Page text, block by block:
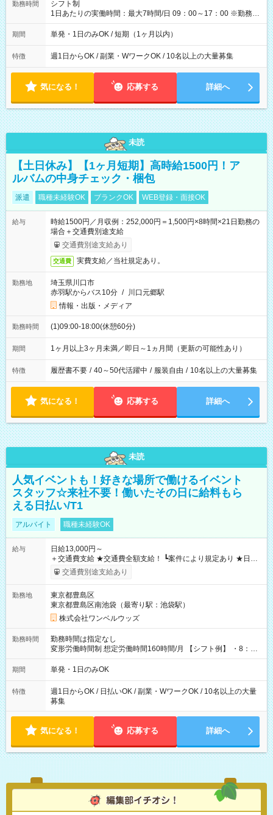
勤務時間
シフト制
1日あたりの実働時間：最大7時間/日 09：00～17：00 ※勤務時
間は 試験により異なります。
期間 単発・1日のみOK / 短期（1ヶ月以内）
特徴 週1日からOK / 副業・WワークOK / 10名以上の大量募集
気になる！ 応募する 詳細へ
未読
【土日休み】【1ヶ月短期】高時給1500円！ア
ルバムの中身チェック・梱包
派遣 職種未経験OK ブランクOK WEB登録・面接OK
給与
時給1500円／月収例：252,000円＝1,500円×8時間×21日勤務の
場合＋交通費別途支給
交通費別途支給あり
交通費 実費支給／当社規定あり。
勤務地
埼玉県川口市
赤羽駅からバス10分 / 川口元郷駅
情報・出版・メディア
勤務時間 (1)09:00-18:00(休憩60分)
期間 1ヶ月以上3ヶ月未満／即日～1ヵ月間（更新の可能性あり）
特徴 履歴書不要 / 40～50代活躍中 / 服装自由 / 10名以上の大量募集
気になる！ 応募する 詳細へ
未読
人気イベントも！好きな場所で働けるイベント
スタッフ☆来社不要！働いたその日に給料もら
える日払い/T1
アルバイト 職種未経験OK
給与
日給13,000円～
＋交通費支給 ★交通費全額支給！ ┗案件により規定あり ★日払
いOK！（規定あり） ┗働いたその日に現金GET♪ お仕事後はコ
ンビニATMから 日払い分を引き落とせます！ 【試用期間】試
交通費別途支給あり
勤務地
東京都豊島区
東京都豊島区南池袋（最寄り駅：池袋駅）
株式会社ワンベルウッズ
勤務時間
勤務時間は指定なし
変形労働時間制 想定労働時間160時間/月 【シフト例】 ・8：00
～21：00
期間 単発・1日のみOK
特徴
週1日からOK / 日払いOK / 副業・WワークOK / 10名以上の大量
募集
気になる！ 応募する 詳細へ